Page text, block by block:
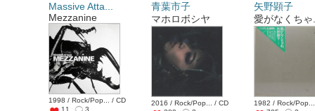
Massive Atta...
Mezzanine
1998 / Rock/Pop... / CD
11
3
青葉市子
マホロボシヤ
2016 / Rock/Pop... / CD
矢野顕子
愛がなくち
1982 / Rock/